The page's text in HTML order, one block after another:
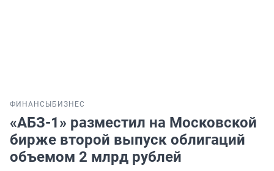
ФИНАНСЫ БИЗНЕС
«АБЗ-1» разместил на Московской
бирже второй выпуск облигаций
объемом 2 млрд рублей